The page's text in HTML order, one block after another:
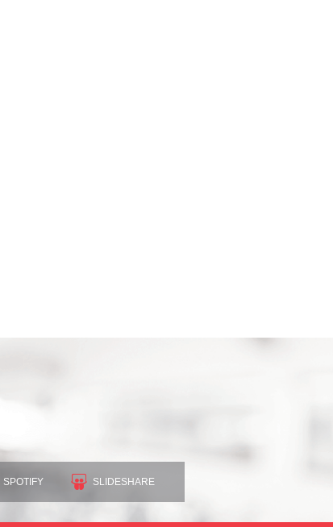
SPOTIFY SLIDESHARE